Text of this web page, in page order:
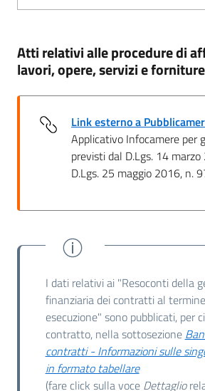
Atti relativi alle procedure di
lavori, opere, servizi e forniture
Link esterno a
Applicativo Infocamere per
previsti dal D.Lgs. 14
D.Lgs. 25 maggio 2016, n.
I dati relativi ai "Resoconti della
finanziaria dei contratti al
esecuzione" sono pubblicati, per
contratto, nella sottosezione
contratti - Informazioni sulle
in formato tabellare
(fare click sulla voce Dettaglio